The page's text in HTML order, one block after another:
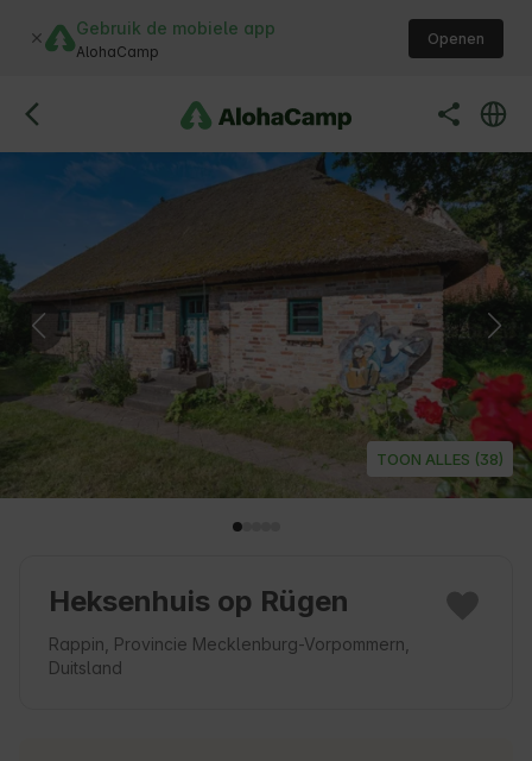
Gebruik de mobiele app
AlohaCamp
Openen
TOON ALLES (38)
Heksenhuis op Rügen
Rappin, Provincie Mecklenburg-Vorpommern,
Duitsland